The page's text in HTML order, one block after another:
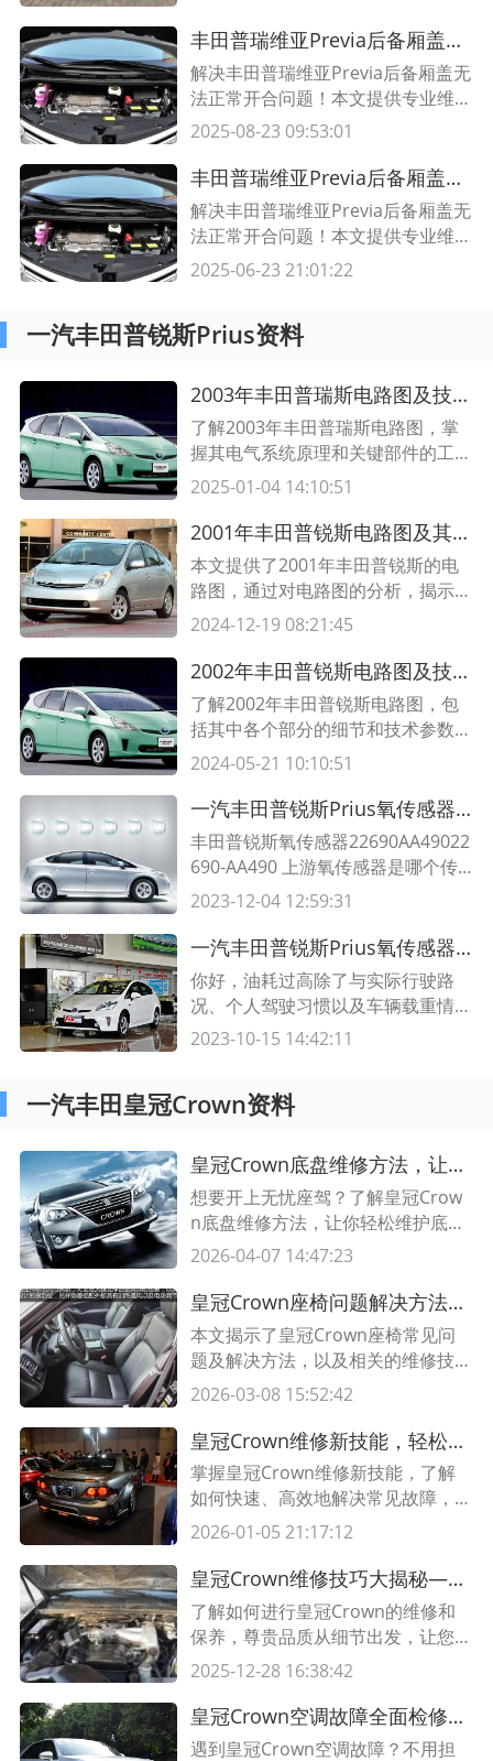
害的情况下正常运行。阅读本文以学
习更多关于保护汽车电子元件的方
法。
丰田普瑞维亚Previa后备厢盖开合故障维修指南｜专业技巧与步骤详解
解决丰田普瑞维亚Previa后备厢盖无
法正常开合问题！本文提供专业维修
技巧、故障排查步骤及关键部件更换
与解决方案。
2025-08-23 09:53:01
丰田普瑞维亚Previa后备厢盖开合故障维修指南｜专业技巧与步骤详解
解决丰田普瑞维亚Previa后备厢盖无
法正常开合问题！本文提供专业维修
技巧、故障排查步骤及关键部件更换
2025-06-23 21:01:22
一汽丰田普锐斯Prius资料
2003年丰田普瑞斯电路图及技术解析
了解2003年丰田普瑞斯电路图，掌
握其电气系统原理和关键部件的工作
原理，助你更好地了解该车型并进行
2025-01-04 14:10:51
2001年丰田普锐斯电路图及其分析
本文提供了2001年丰田普锐斯的电
路图，通过对电路图的分析，揭示了
该车辆的电气系统组成与工作原理。
和故障诊断。
2024-12-19 08:21:45
2002年丰田普锐斯电路图及技术细节解析
了解2002年丰田普锐斯电路图，包
括其中各个部分的细节和技术参数。
通过这些信息，您将能够更好地理解
2024-05-21 10:10:51
一汽丰田普锐斯Prius氧传感器是哪个位置,气缸列一氧传感器是哪个
丰田普锐斯氧传感器22690AA49022
690-AA490 上游氧传感器是哪个传
感器 TOYOTAHONDANISSANMITS
UZUKIFORD. 丰田凌志本田讴哥日
产英菲尼迪三菱东南马自达斯巴鲁铃
木五十铃江铃庆铃福特现代起亚大众
奥迪别克JEEP
2023-12-04 12:59:31
一汽丰田普锐斯Prius氧传感器故障怎么清楚?拔掉氧传感器故障灯会亮吗
你好，油耗过高除了与实际行驶路
况、个人驾驶习惯以及车辆载重情况
有一定的关系外，很大程度上还取决
点火不良。火花塞间隙过大，点火线
良，燃油压力调节器故障，燃油压力
过高，喷油嘴渗油！ 三是发动机积
碳过多，喷的汽油
2023-10-15 14:42:11
一汽丰田皇冠Crown资料
皇冠Crown底盘维修方法，让你开上无忧座驾
想要开上无忧座驾？了解皇冠Crow
n底盘维修方法，让你轻松维护底
盘，享受安全稳定的驾驶体验。本文
助力你保持底盘的良好状态。
2026-04-07 14:47:23
皇冠Crown座椅问题解决方法，维修技术独家揭密
本文揭示了皇冠Crown座椅常见问
题及解决方法，以及相关的维修技
术。这些技术将帮助您快速解决座椅
2026-03-08 15:52:42
皇冠Crown维修新技能，轻松解决常见故障
掌握皇冠Crown维修新技能，了解
如何快速、高效地解决常见故障，提
升汽车维修技能水平。
2026-01-05 21:17:12
皇冠Crown维修技巧大揭秘——尊贵品质让您的皇冠保持完美状态
了解如何进行皇冠Crown的维修和
保养，尊贵品质从细节出发，让您的
皇冠保持完美状态。阅读本文并掌握
寿命。
2025-12-28 16:38:42
皇冠Crown空调故障全面检修维修技巧分享
遇到皇冠Crown空调故障？不用担